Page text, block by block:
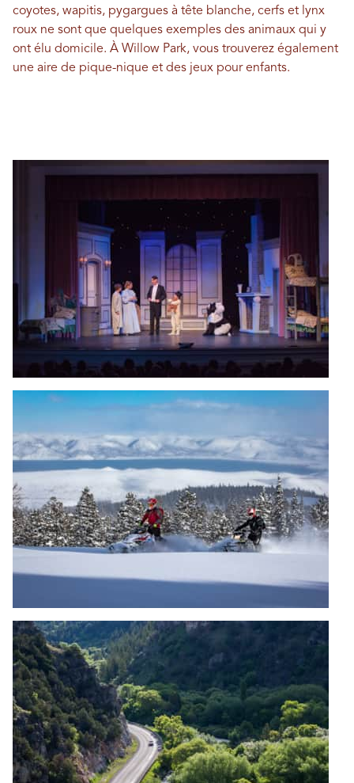
coyotes, wapitis, pygargues à tête blanche, cerfs et lynx
roux ne sont que quelques exemples des animaux qui y
ont élu domicile. À Willow Park, vous trouverez également
une aire de pique-nique et des jeux pour enfants.